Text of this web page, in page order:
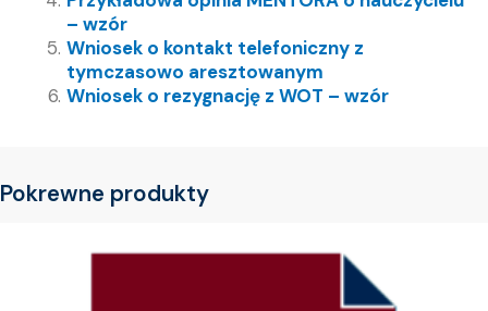
– wzór
Wniosek o kontakt telefoniczny z
tymczasowo aresztowanym
Wniosek o rezygnację z WOT – wzór
Pokrewne produkty